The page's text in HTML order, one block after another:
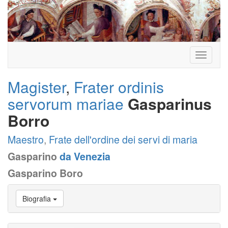
Toggle
Magister, Frater ordinis
servorum mariae Gasparinus
Borro
Maestro, Frate dell'ordine dei servi di maria
Gasparino da Venezia
Gasparino Boro
Vai
Biografia
Biografia